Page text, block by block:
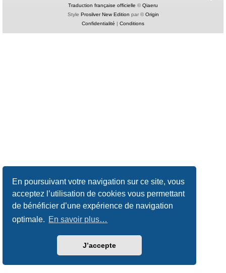
En poursuivant votre navigation sur ce site, vous
acceptez l’utilisation de cookies vous permettant
de bénéficier d’une expérience de navigation
optimale. En savoir plus…
J’accepte
Traduction française officielle ©Qiaeru
Style Prosilver New Edition par ©Origin
Confidentialité | Conditions